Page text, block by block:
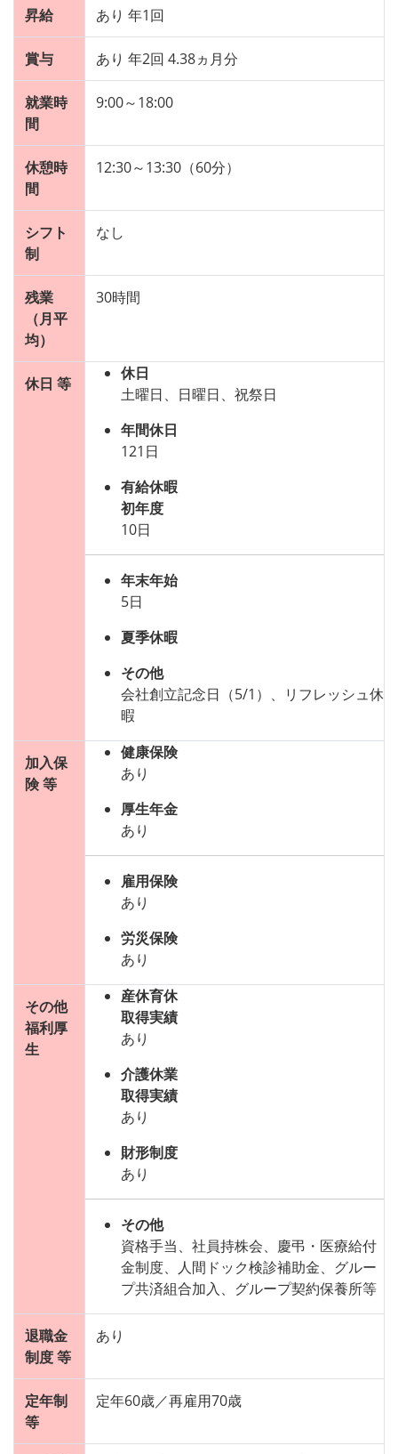
昇給 あり 年1回
賞与 あり 年2回 4.38ヵ月分
就業時
間
9:00～18:00
休憩時
間
12:30～13:30（60分）
シフト
制
なし
残業
（月平
均）
30時間
休日 等
休日
土曜日、日曜日、祝祭日
年間休日
121日
有給休暇
初年度
10日
年末年始
5日
夏季休暇
その他
会社創立記念日（5/1）、リフレッシュ休
暇
加入保
険 等
健康保険
あり
厚生年金
あり
雇用保険
あり
労災保険
あり
その他
福利厚
生
産休育休
取得実績
あり
介護休業
取得実績
あり
財形制度
あり
その他
資格手当、社員持株会、慶弔・医療給付
金制度、人間ドック検診補助金、グルー
プ共済組合加入、グループ契約保養所等
退職金
制度 等
あり
定年制
等
定年60歳／再雇用70歳